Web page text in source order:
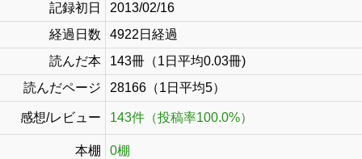
記録初日
2013/02/16
経過日数
4922日経過
読んだ本
143冊（1日平均0.03冊)
読んだページ
28166（1日平均5）
感想/レビュー 143件（投稿率100.0%）
本棚 0棚